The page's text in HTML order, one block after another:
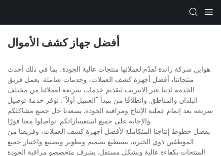
أفضل جهاز كشف الأموال
هواين شركة رائدة تُقدّم لعملائها منتجات عالية الجودة، بما في ذلك أحدث
منتجاتنا، أفضل أجهزة كشف العملات، وخدمات شاملة. يعمل فريق
الخدمة لدينا عبر الإنترنت لتقديم خدمات سريعة لعملائنا من مختلف
البلدان والمناطق. وانطلاقًا من مبدأ "العميل أولاً"، نوفر خدمة توصيل
سريعة بعد إتمام عملية الإنتاج ومراقبة الجودة. يسعدنا حل جميع مشاكلكم
والإجابة على جميع استفساراتكم. تواصلوا معنا فورًا.
بفضل خطوط إنتاجنا المتكاملة لأفضل أجهزة كشف العملات، وفريقنا من
الموظفين ذوي الخبرة، نستطيع تصميم وتطوير وتصنيع واختبار جميع
المنتجات بكفاءة عالية وبشكل مستقل. يشرف متخصصو مراقبة الجودة